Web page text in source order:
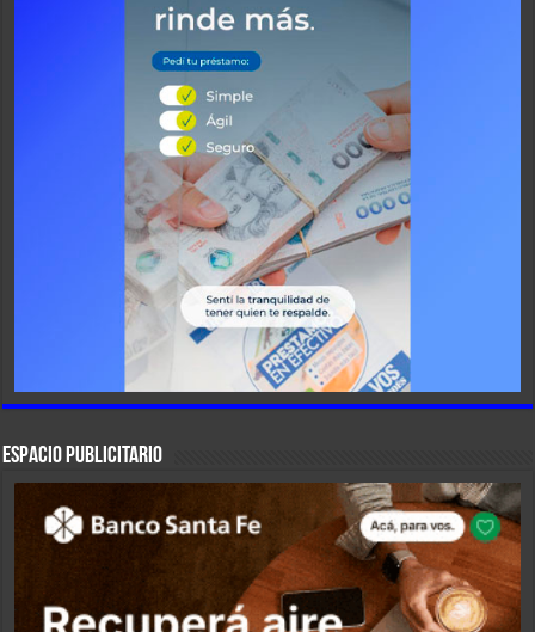
ESPACIO PUBLICITARIO